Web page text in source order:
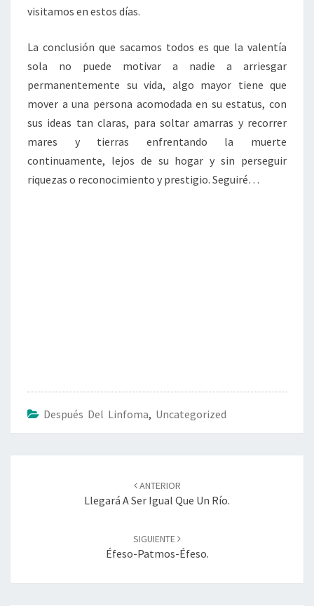
visitamos en estos días.
La conclusión que sacamos todos es que la valentía
sola no puede motivar a nadie a arriesgar
permanentemente su vida, algo mayor tiene que
mover a una persona acomodada en su estatus, con
sus ideas tan claras, para soltar amarras y recorrer
mares y tierras enfrentando la muerte
continuamente, lejos de su hogar y sin perseguir
riquezas o reconocimiento y prestigio. Seguiré…
Después Del Linfoma, Uncategorized
ANTERIOR
Llegará A Ser Igual Que Un Río.
SIGUIENTE
Éfeso-Patmos-Éfeso.